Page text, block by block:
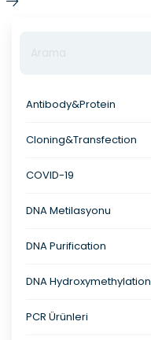
Antibody&Protein
Cloning&Transfection
COVID-19
DNA Metilasyonu
DNA Purification
DNA Hydroxymethylation
PCR Ürünleri